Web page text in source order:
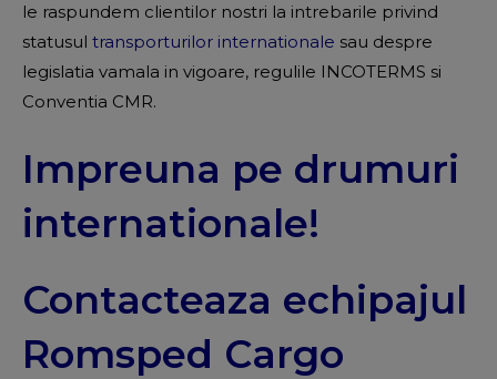
le raspundem clientilor nostri la intrebarile privind
statusul transporturilor internationale sau despre
legislatia vamala in vigoare, regulile INCOTERMS si
Conventia CMR.
Impreuna pe drumuri
internationale!
Contacteaza echipajul
Romsped Cargo